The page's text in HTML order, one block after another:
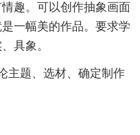
趣。可以创作抽象画面
一幅美的作品。要求学
具象。
主题、选材、确定制作